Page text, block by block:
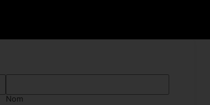
Nom